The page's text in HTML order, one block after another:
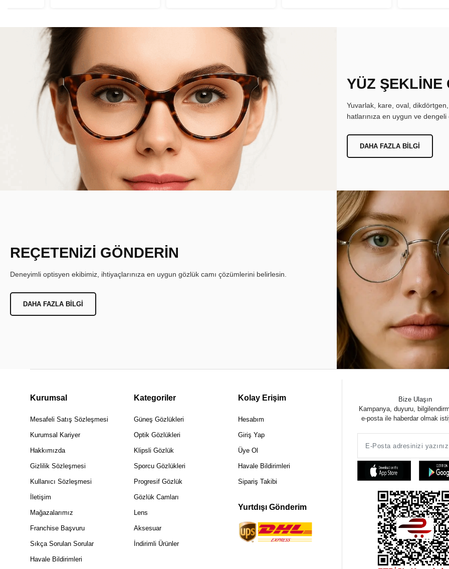
YÜZ ŞEKLİNE
Yuvarlak, kare, oval,
hatlarınıza en uygun ve
DAHA FAZLA BILGI
REÇETENİZİ GÖNDERİN
Deneyimli optisyen ekibimiz, ihtiyaçlarınıza en uygun gözlük camı çözümlerini belirlesin.
DAHA FAZLA BILGI
Kurumsal
Mesafeli Satış Sözleşmesi
Kurumsal Kariyer
Hakkımızda
Gizlilik Sözleşmesi
Kullanıcı Sözleşmesi
İletişim
Mağazalarımız
Franchise Başvuru
Sıkça Sorulan Sorular
Havale Bildirimleri
Kategoriler
Güneş Gözlükleri
Optik Gözlükleri
Klipsli Gözlük
Sporcu Gözlükleri
Progresif Gözlük
Gözlük Camları
Lens
Aksesuar
İndirimli Ürünler
Kolay Erişim
Hesabım
Giriş Yap
Üye Ol
Havale Bildirimleri
Sipariş Takibi
Yurtdışı Gönderim
Bize Ulaşın
Kampanya, duyuru,
e-posta ile haberdar olmak